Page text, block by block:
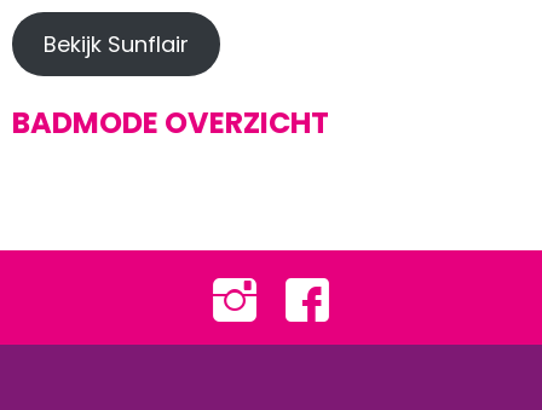
Bekijk Sunflair
BADMODE OVERZICHT